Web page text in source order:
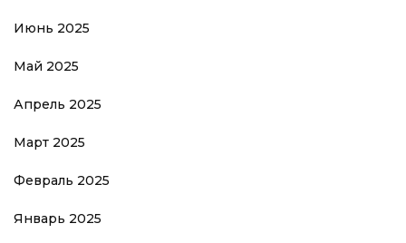
Июнь 2025
Май 2025
Апрель 2025
Март 2025
Февраль 2025
Январь 2025